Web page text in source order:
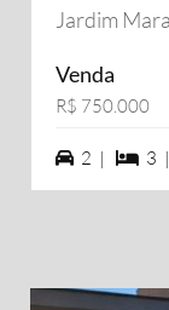
Jardim
Venda
R$ 750.000
2 vagas na
2 | 33 |